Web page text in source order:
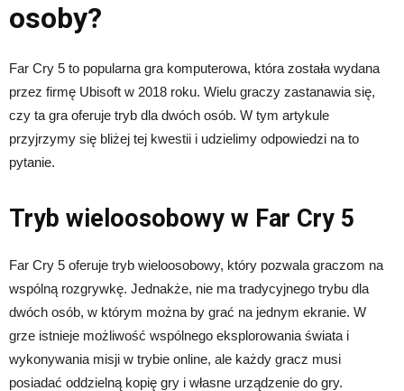
osoby?
Far Cry 5 to popularna gra komputerowa, która została wydana
przez firmę Ubisoft w 2018 roku. Wielu graczy zastanawia się,
czy ta gra oferuje tryb dla dwóch osób. W tym artykule
przyjrzymy się bliżej tej kwestii i udzielimy odpowiedzi na to
pytanie.
Tryb wieloosobowy w Far Cry 5
Far Cry 5 oferuje tryb wieloosobowy, który pozwala graczom na
wspólną rozgrywkę. Jednakże, nie ma tradycyjnego trybu dla
dwóch osób, w którym można by grać na jednym ekranie. W
grze istnieje możliwość wspólnego eksplorowania świata i
wykonywania misji w trybie online, ale każdy gracz musi
posiadać oddzielną kopię gry i własne urządzenie do gry.